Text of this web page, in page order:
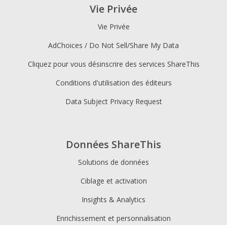
Données ShareThis
Solutions de données
Ciblage et activation
Insights & Analytics
Enrichissement et personnalisation
Vie Privée
Vie Privée
AdChoices / Do Not Sell/Share My Data
Cliquez pour vous désinscrire des services ShareThis
Conditions d'utilisation des éditeurs
Data Subject Privacy Request